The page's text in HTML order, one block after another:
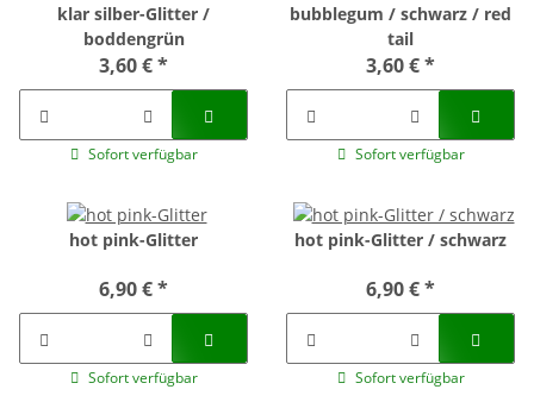
klar silber-Glitter /
boddengrün
3,60 €*
Sofort verfügbar
bubblegum / schwarz / red
tail
3,60 €*
Sofort verfügbar
hot pink-Glitter
6,90 €*
Sofort verfügbar
hot pink-Glitter / schwarz
6,90 €*
Sofort verfügbar